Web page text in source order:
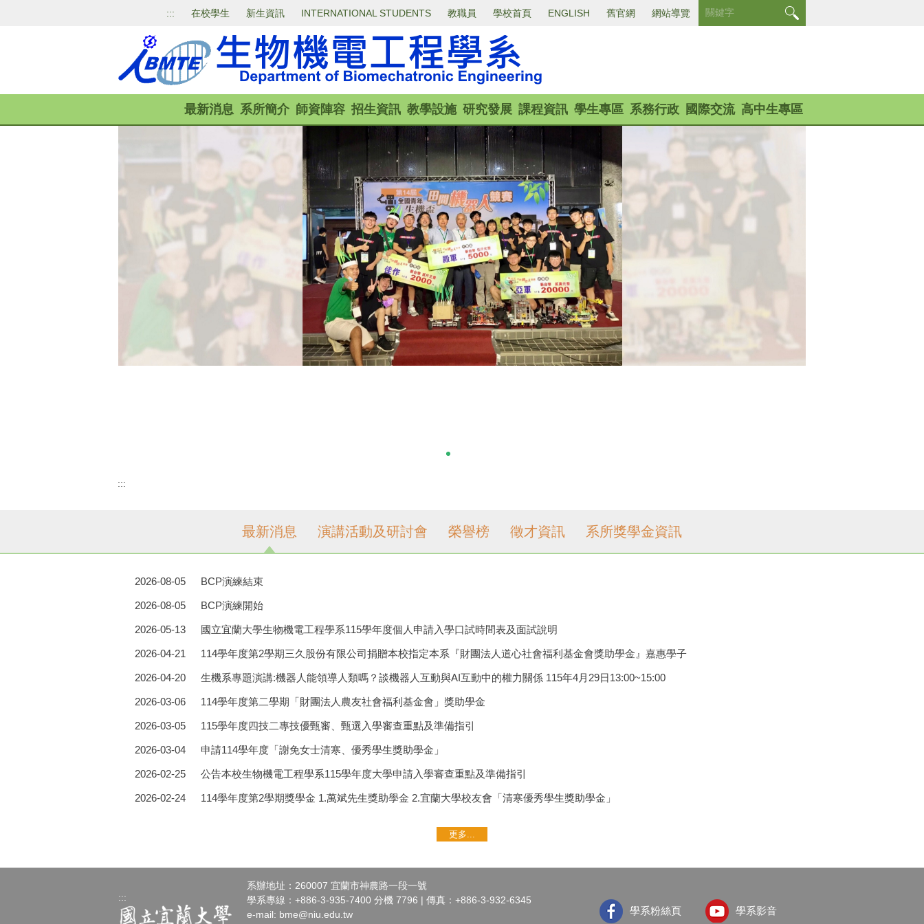
區
::: 在校學生 新生資訊 INTERNATIONAL STUDENTS 教職員 學校首頁 ENGLISH 舊官網 網站導覽
最新消息 系所簡介 師資陣容 招生資訊 教學設施 研究發展 課程資訊 學生專區 系務行政 國際交流 高中生專區
:::
最新消息 演講活動及研討會 榮譽榜 徵才資訊 系所獎學金資訊
2026-08-05 BCP演練結束
2026-08-05 BCP演練開始
2026-05-13 國立宜蘭大學生物機電工程學系115學年度個人申請入學口試時間表及面試說明
2026-04-21 114學年度第2學期三久股份有限公司捐贈本校指定本系『財團法人道心社會福利基金會獎助學金』嘉惠學子
2026-04-20 生機系專題演講:機器人能領導人類嗎？談機器人互動與AI互動中的權力關係 115年4月29日13:00~15:00
2026-03-06 114學年度第二學期「財團法人農友社會福利基金會」獎助學金
2026-03-05 115學年度四技二專技優甄審、甄選入學審查重點及準備指引
2026-03-04 申請114學年度「謝免女士清寒、優秀學生獎助學金」
2026-02-25 公告本校生物機電工程學系115學年度大學申請入學審查重點及準備指引
2026-02-24 114學年度第2學期獎學金 1.萬斌先生獎助學金 2.宜蘭大學校友會「清寒優秀學生獎助學金」
更多...
:::
系辦地址：260007 宜蘭市神農路一段一號
學系專線：+886-3-935-7400 分機 7796 | 傳真：+886-3-932-6345
e-mail: bme@niu.edu.tw
學系粉絲頁 學系影音